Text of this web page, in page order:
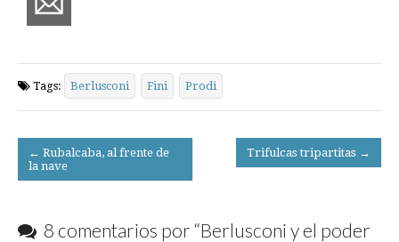
Tags: Berlusconi Fini Prodi
Post
navigation
← Rubalcaba, al frente de
la nave
Trifulcas tripartitas →
8 comentarios por “Berlusconi y el poder